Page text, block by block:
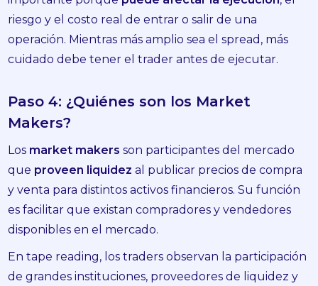
riesgo y el costo real de entrar o salir de una
operación. Mientras más amplio sea el spread, más
cuidado debe tener el trader antes de ejecutar.
Paso 4: ¿Quiénes son los Market
Makers?
Los market makers son participantes del mercado
que proveen liquidez al publicar precios de compra
y venta para distintos activos financieros. Su función
es facilitar que existan compradores y vendedores
disponibles en el mercado.
En tape reading, los traders observan la participación
de grandes instituciones, proveedores de liquidez y